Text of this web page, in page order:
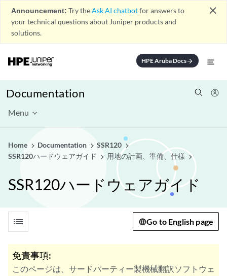
Announcement: Try theAsk AI chatbotfor answers to
your technical questions about Juniper products and
solutions.
close
HPE Aruba Docsarrow_forward
Documentation
Menu
Home Documentation
SSR120
SSR120ハードウェアガイド
用地の計画、準備、仕様
SSR120ハードウェアガイド
list Go to English page
免責事項:
このページは、サードパーティー製機械翻訳ソフトウェ